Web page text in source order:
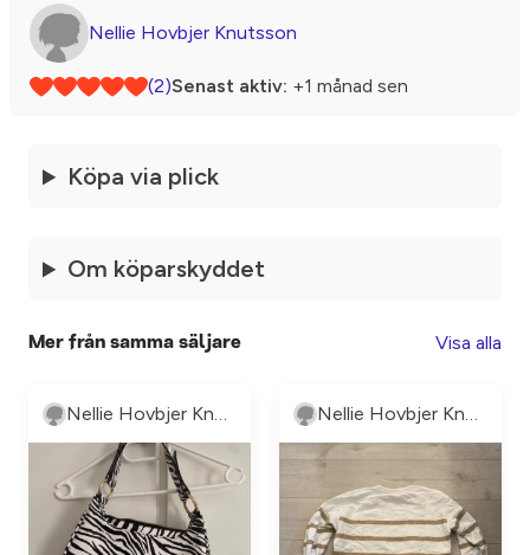
Nellie Hovbjer Knutsson
(2)Senast aktiv: +1 månad sen
Köpa via plick
Om köparskyddet
Mer från samma säljare Visa alla
Nellie Hovbjer Knutsson Nellie Hovbjer Knutsson